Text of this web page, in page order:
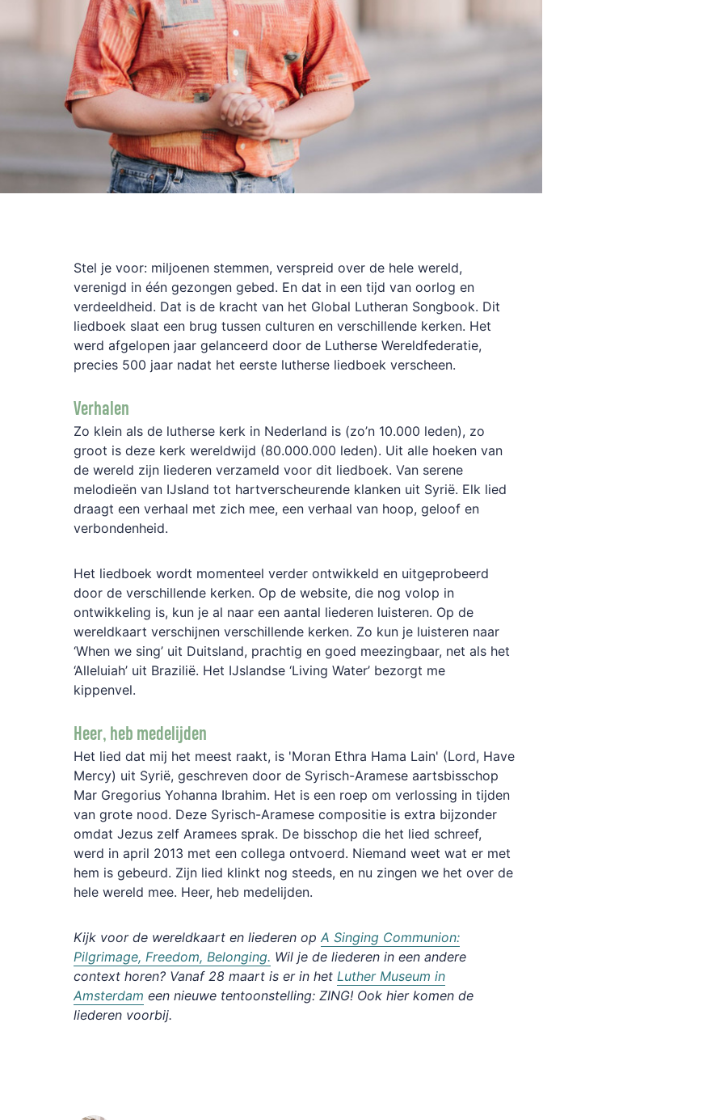
Stel je voor: miljoenen stemmen, verspreid over de hele wereld,
verenigd in één gezongen gebed. En dat in een tijd van oorlog en
verdeeldheid. Dat is de kracht van het Global Lutheran Songbook. Dit
liedboek slaat een brug tussen culturen en verschillende kerken. Het
werd afgelopen jaar gelanceerd door de Lutherse Wereldfederatie,
precies 500 jaar nadat het eerste lutherse liedboek verscheen.
Verhalen
Zo klein als de lutherse kerk in Nederland is (zo’n 10.000 leden), zo
groot is deze kerk wereldwijd (80.000.000 leden). Uit alle hoeken van
de wereld zijn liederen verzameld voor dit liedboek. Van serene
melodieën van IJsland tot hartverscheurende klanken uit Syrië. Elk lied
draagt een verhaal met zich mee, een verhaal van hoop, geloof en
verbondenheid.
Het liedboek wordt momenteel verder ontwikkeld en uitgeprobeerd
door de verschillende kerken. Op de website, die nog volop in
ontwikkeling is, kun je al naar een aantal liederen luisteren. Op de
wereldkaart verschijnen verschillende kerken. Zo kun je luisteren naar
‘When we sing’ uit Duitsland, prachtig en goed meezingbaar, net als het
‘Alleluiah’ uit Brazilië. Het IJslandse ‘Living Water’ bezorgt me
kippenvel.
Heer, heb medelijden
Het lied dat mij het meest raakt, is 'Moran Ethra Hama Lain' (Lord, Have
Mercy) uit Syrië, geschreven door de Syrisch-Aramese aartsbisschop
Mar Gregorius Yohanna Ibrahim. Het is een roep om verlossing in tijden
van grote nood. Deze Syrisch-Aramese compositie is extra bijzonder
omdat Jezus zelf Aramees sprak. De bisschop die het lied schreef,
werd in april 2013 met een collega ontvoerd. Niemand weet wat er met
hem is gebeurd. Zijn lied klinkt nog steeds, en nu zingen we het over de
hele wereld mee. Heer, heb medelijden.
Kijk voor de wereldkaart en liederen op A Singing Communion:
Pilgrimage, Freedom, Belonging. Wil je de liederen in een andere
context horen? Vanaf 28 maart is er in het Luther Museum in
Amsterdam een nieuwe tentoonstelling: ZING! Ook hier komen de
liederen voorbij.